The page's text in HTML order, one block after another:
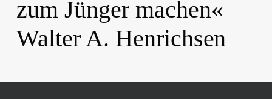
zum Jünger machen«
Walter A. Henrichsen